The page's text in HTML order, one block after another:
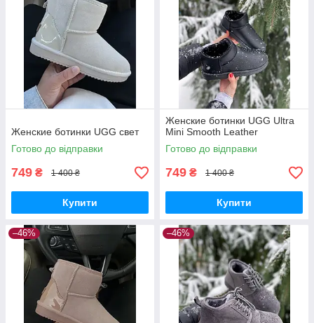
Женские ботинки UGG свет
Готово до відправки
749 ₴ 1 400 ₴
Купити
Женские ботинки UGG Ultra
Mini Smooth Leather
Готово до відправки
749 ₴ 1 400 ₴
Купити
–46% –46%